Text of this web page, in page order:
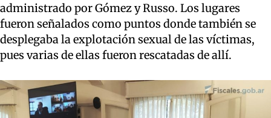
administrado por Gómez y Russo. Los lugares
fueron señalados como puntos donde también se
desplegaba la explotación sexual de las víctimas,
pues varias de ellas fueron rescatadas de allí.